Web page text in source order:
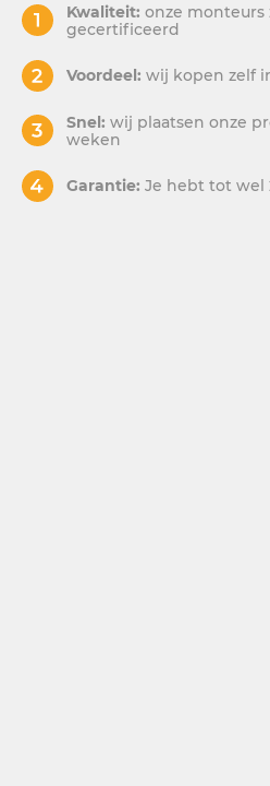
Kwaliteit: onze monteurs
gecertificeerd
Voordeel: wij kopen zelf
Snel: wij plaatsen onze
weken
Garantie: Je hebt tot wel